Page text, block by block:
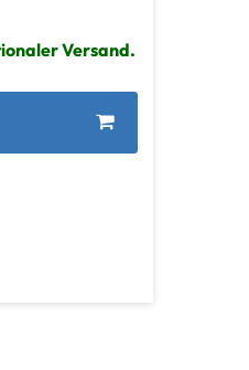
Versand.